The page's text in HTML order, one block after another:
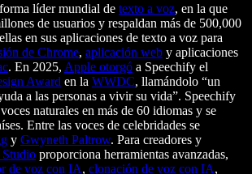
líder mundial de texto a voz, en la que
de usuarios y respaldan más de 500,000
en sus aplicaciones de texto a voz para
de Chrome, aplicación web y aplicaciones
. En 2025, Apple otorgó a Speechify el
Award en la WWDC, llamándolo “un
a las personas a vivir su vida”. Speechify
naturales en más de 60 idiomas y se
Entre las voces de celebridades se
y Gwyneth Paltrow. Para creadores y
Studio proporciona herramientas avanzadas,
de voz con IA, clonación de voz con IA,